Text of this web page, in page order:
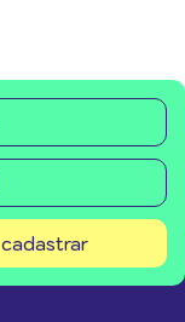
cadastrar